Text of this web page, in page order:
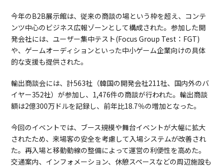
今年のB2B展示館は、従来の商談の場という枠を超え、コンテ
ンツ中心のビジネス広報ゾーンとして構成された。参加した開
発会社には、ユーザー集中テスト(Focus Group Test：FGT)
や、ゲームオーディションといった中小ゲーム企業向けの具体
的な支援も提供された。
輸出商談会には、計563社（韓国の開発会社211社、国内外のバ
イヤー352社）が参加し、1,476件の商談が行われた。輸出商談
額は2億300万ドルを記録し、前年比18.7％の増加となった。
今回のイベントでは、ブース規模や舞台イベントが大幅に拡大
されたため、来場客の安全を考慮して入場システムが改善され
た。再入場と移動動線の整備によって運営の利便性を高めた。
交通案内、インフォメーション、休憩スペースなどの周辺施設も